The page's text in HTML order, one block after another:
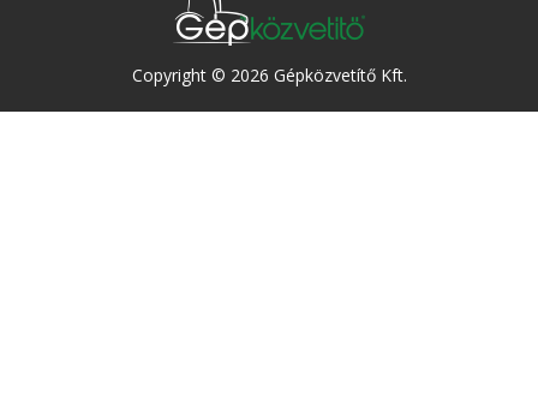
Copyright © 2026 Gépközvetítő Kft.